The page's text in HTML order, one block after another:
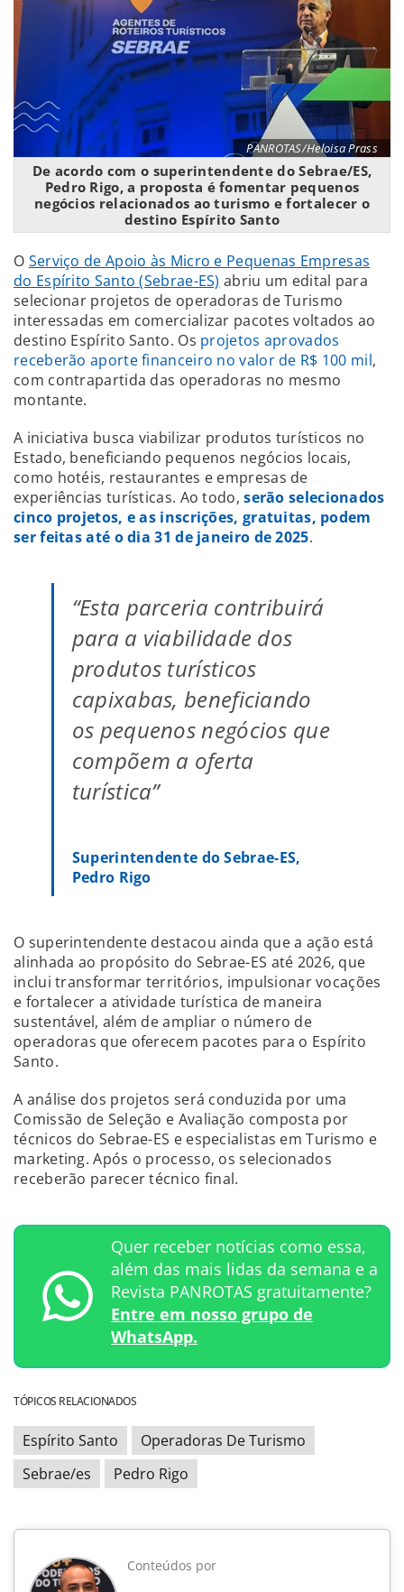
PANROTAS/Heloisa Prass
De acordo com o superintendente do Sebrae/ES,
Pedro Rigo, a proposta é fomentar pequenos
negócios relacionados ao turismo e fortalecer o
destino Espírito Santo
O Serviço de Apoio às Micro e Pequenas Empresas
do Espírito Santo (Sebrae-ES) abriu um edital para
selecionar projetos de operadoras de Turismo
interessadas em comercializar pacotes voltados ao
destino Espírito Santo. Os projetos aprovados
receberão aporte financeiro no valor de R$ 100 mil,
com contrapartida das operadoras no mesmo
montante.
A iniciativa busca viabilizar produtos turísticos no
Estado, beneficiando pequenos negócios locais,
como hotéis, restaurantes e empresas de
experiências turísticas. Ao todo,serão selecionados
cinco projetos, e as inscrições, gratuitas, podem
ser feitas até o dia 31 de janeiro de 2025.
“Esta parceria contribuirá
para a viabilidade dos
produtos turísticos
capixabas, beneficiando
os pequenos negócios que
compõem a oferta
turística”
Superintendente do Sebrae-ES,
Pedro Rigo
O superintendente destacou ainda que a ação está
alinhada ao propósito do Sebrae-ES até 2026, que
inclui transformar territórios, impulsionar vocações
e fortalecer a atividade turística de maneira
sustentável, além de ampliar o número de
operadoras que oferecem pacotes para o Espírito
Santo.
A análise dos projetos será conduzida por uma
Comissão de Seleção e Avaliação composta por
técnicos do Sebrae-ES e especialistas em Turismo e
marketing. Após o processo, os selecionados
receberão parecer técnico final.
Quer receber notícias como essa,
além das mais lidas da semana e a
Revista PANROTAS gratuitamente?
Entre em nosso grupo de
WhatsApp.
TÓPICOS RELACIONADOS
Espírito Santo
Operadoras De Turismo
Sebrae/es
Pedro Rigo
Conteúdos por